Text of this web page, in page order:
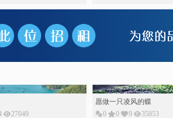
27049
愿做一只凌风的蝶
0
0 9 35853